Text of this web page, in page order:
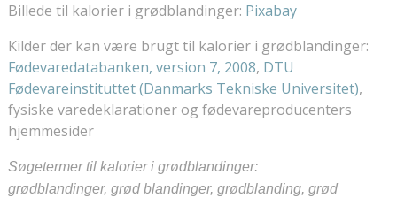
Billede til kalorier i grødblandinger: Pixabay
Kilder der kan være brugt til kalorier i grødblandinger:
Fødevaredatabanken, version 7, 2008, DTU
Fødevareinstituttet (Danmarks Tekniske Universitet),
fysiske varedeklarationer og fødevareproducenters
hjemmesider
Søgetermer til kalorier i grødblandinger:
grødblandinger, grød blandinger, grødblanding, grød